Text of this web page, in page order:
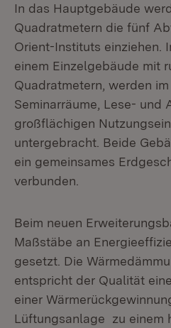
In das Hauptgebäude
Quadratmetern die fünf
Orient-Instituts einziehen.
einem Einzelgebäude mit
Quadratmetern, werden
Seminarräume, Lese- und
großflächigen
untergebracht. Beide
ein gemeinsames
verbunden.
Beim neuen
Maßstäbe an
gesetzt. Die
entspricht der Qualität
einer
Lüftungsanlage zu einem